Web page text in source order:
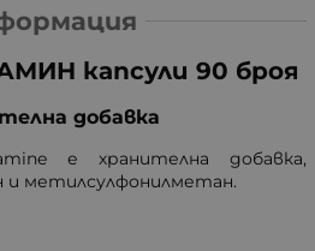
капсули 90 броя
добавка
е хранителна добавка,
и метилсулфонилметан.